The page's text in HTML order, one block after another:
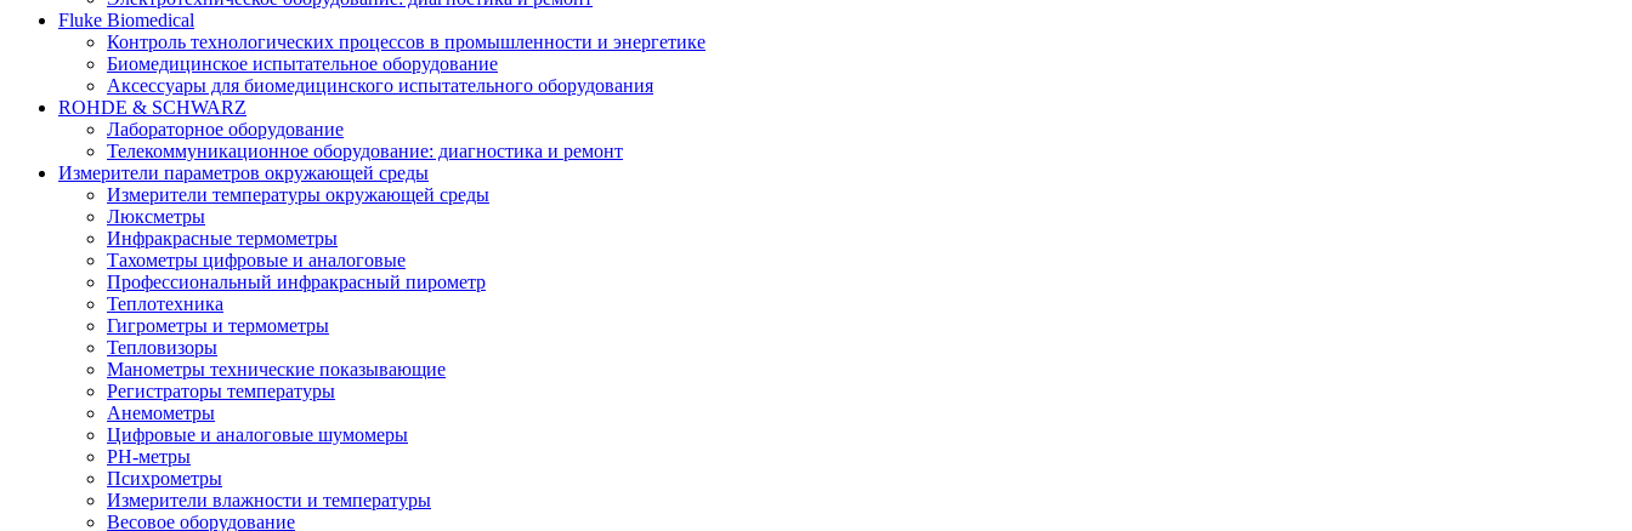
Fluke Biomedical
Контроль технологических процессов в промышленности и энергетике
Биомедицинское испытательное оборудование
Аксессуары для биомедицинского испытательного оборудования
ROHDE & SCHWARZ
Лабораторное оборудование
Телекоммуникационное оборудование: диагностика и ремонт
Измерители параметров окружающей среды
Измерители температуры окружающей среды
Люксметры
Инфракрасные термометры
Тахометры цифровые и аналоговые
Профессиональный инфракрасный пирометр
Теплотехника
Гигрометры и термометры
Тепловизоры
Манометры технические показывающие
Регистраторы температуры
Анемометры
Цифровые и аналоговые шумомеры
PH-метры
Психрометры
Измерители влажности и температуры
Весовое оборудование